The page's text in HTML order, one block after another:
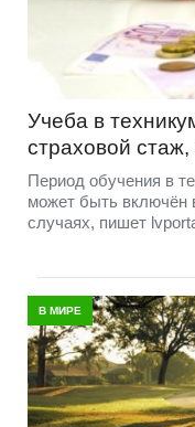
Учеба в
страховой
Период обучения в
может быть включён
случаях, пишет
В МИРЕ